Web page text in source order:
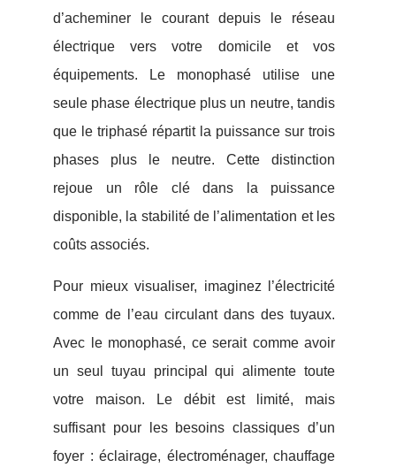
d’acheminer le courant depuis le réseau
électrique vers votre domicile et vos
équipements. Le monophasé utilise une
seule phase électrique plus un neutre, tandis
que le triphasé répartit la puissance sur trois
phases plus le neutre. Cette distinction
rejoue un rôle clé dans la puissance
disponible, la stabilité de l’alimentation et les
coûts associés.
Pour mieux visualiser, imaginez l’électricité
comme de l’eau circulant dans des tuyaux.
Avec le monophasé, ce serait comme avoir
un seul tuyau principal qui alimente toute
votre maison. Le débit est limité, mais
suffisant pour les besoins classiques d’un
foyer : éclairage, électroménager, chauffage